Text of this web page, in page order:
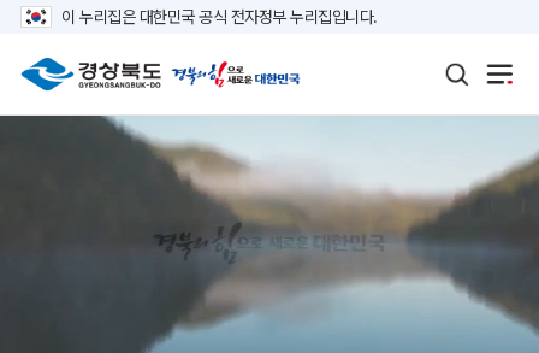
이 누리집은 대한민국 공식 전자정부 누리집입니다.